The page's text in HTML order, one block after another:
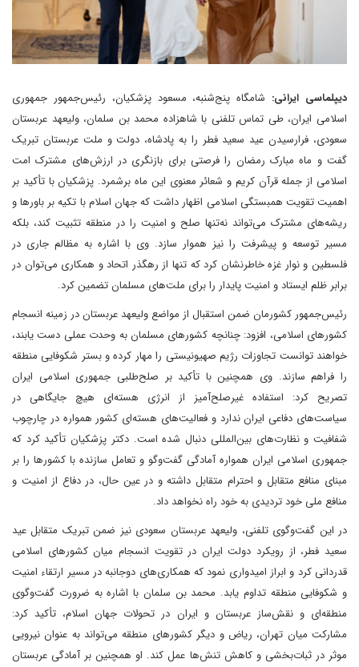
دیپلماسی ایرانی: شامگاه پنج‌شنبه، مسعود پزشکیان، رئیس‌جمهور جمهوری
اسلامی ایران، طی تماس تلفنی با شاهزاده محمد بن سلمان، ولیعهد عربستان
سعودی، فرارسیدن عید سعید فطر را به پادشاه، دولت و ملت عربستان تبریک
گفت و ماه مبارک رمضان را فرصتی برای بازنگری در ارزش‌های مشترک امت
اسلامی از جمله قرآن کریم و شعائر معنوی این ماه برشمرد. پزشکیان با تأکید بر
اهمیت تقویت همبستگی اسلامی اظهار داشت که جهان اسلام با تکیه بر باورها و
ریشه‌های مشترک می‌تواند نه‌تنها صلح و امنیت را در منطقه تثبیت کند، بلکه
مسیر توسعه و پیشرفت را نیز هموار سازد. وی با اشاره به مظالم جاری در
فلسطین و نوار غزه خاطرنشان کرد که تنها از رهگذر اتحاد و همکاری می‌توان در
برابر ظلم ایستاد و امنیت پایدار را برای ملت‌های مسلمان تضمین کرد.
رئیس‌جمهور کشورمان ضمن استقبال از مواضع ولیعهد عربستان در زمینه انسجام
کشورهای اسلامی، افزود: چنانچه کشورهای مسلمان به وحدت عملی دست یابند،
خواهند توانست تجاوزات رژیم صهیونیستی را مهار کرده و بستر شکوفایی منطقه
را فراهم سازند. وی همچنین با تأکید بر صلح‌طلبی جمهوری اسلامی ایران
تصریح کرد: استفاده غیرصلح‌آمیز از انرژی هسته‌ای هیچ جایگاهی در
سیاست‌های دفاعی ایران ندارد و فعالیت‌های هسته‌ای کشور همواره در چارچوب
شفافیت و نظارت‌های بین‌المللی دنبال شده است. دکتر پزشکیان تأکید کرد که
جمهوری اسلامی ایران همواره آمادگی گفت‌وگو و تعامل سازنده با کشورها را بر
مبنای منافع متقابل و احترام متقابل داشته و در عین حال، در دفاع از امنیت و
منافع ملی خود تردیدی به خود راه نخواهد داد.
در این گفت‌وگوی تلفنی، ولیعهد عربستان سعودی نیز ضمن تبریک متقابل عید
سعید فطر، از رویکرد دولت ایران در تقویت انسجام میان کشورهای اسلامی
قدردانی کرد و ابراز امیدواری نمود که همکاری‌های دوجانبه در مسیر ارتقاء امنیت
و شکوفایی منطقه تداوم یابد. محمد بن سلمان با اشاره به ضرورت گفت‌وگوی
منطقه‌ای و نقش‌ساز عربستان و ایران در تحولات جهان اسلام، تأکید کرد:
مشارکت میان تهران، ریاض و دیگر کشورهای منطقه می‌تواند به عنوان نیرویی
موثر در ثبات‌بخشی و کاهش تنش‌ها عمل کند. او همچنین بر آمادگی عربستان